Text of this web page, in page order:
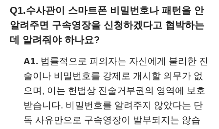
Q1.수사관이 스마트폰 비밀번호나 패턴을 안
알려주면 구속영장을 신청하겠다고 협박하는
데 알려줘야 하나요?
A1. 법률적으로 피의자는 자신에게 불리한 진
술이나 비밀번호를 강제로 개시할 의무가 없
으며, 이는 헌법상 진술거부권의 영역에 보호
받습니다. 비밀번호를 알려주지 않았다는 단
독 사유만으로 구속영장이 발부되지는 않습